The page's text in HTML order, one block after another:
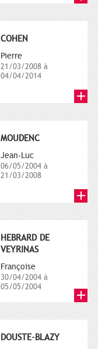
COHEN
Pierre
21/03/2008 à
04/04/2014
MOUDENC
Jean-Luc
06/05/2004 à
21/03/2008
HEBRARD DE
VEYRINAS
Françoise
30/04/2004 à
05/05/2004
DOUSTE-BLAZY